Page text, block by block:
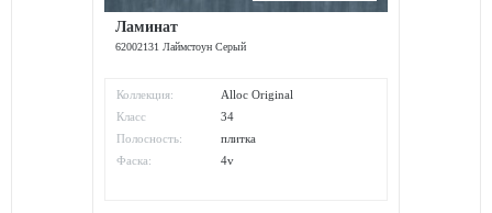
Ламинат
62002131 Лаймстоун Серый
Коллекция:
Alloc Original
Класс
износостойкости:
34
Полосность:
плитка
Фаска:
4v